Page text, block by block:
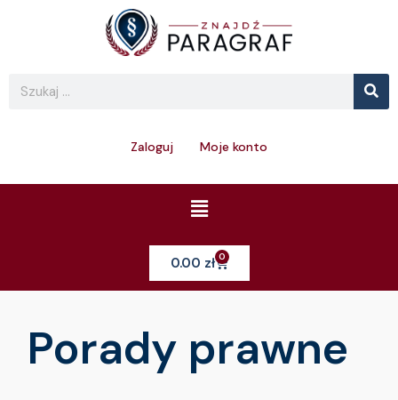
Search
Zaloguj Moje konto
Menu
0.00 zł 0Cart
Porady prawne